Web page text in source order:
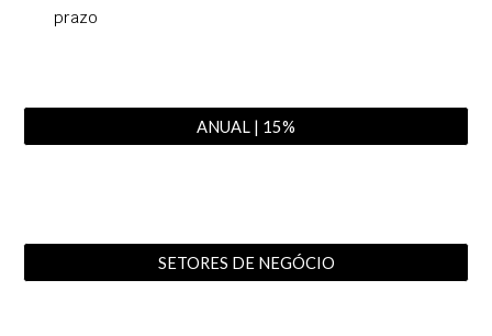
prazo
ANUAL | 15%
SETORES DE NEGÓCIO